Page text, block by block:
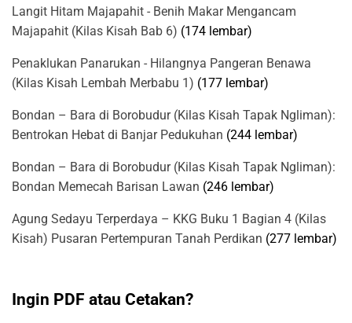
Langit Hitam Majapahit - Benih Makar Mengancam
Majapahit (Kilas Kisah Bab 6) (174 lembar)
Penaklukan Panarukan - Hilangnya Pangeran Benawa
(Kilas Kisah Lembah Merbabu 1) (177 lembar)
Bondan – Bara di Borobudur (Kilas Kisah Tapak Ngliman):
Bentrokan Hebat di Banjar Pedukuhan (244 lembar)
Bondan – Bara di Borobudur (Kilas Kisah Tapak Ngliman):
Bondan Memecah Barisan Lawan (246 lembar)
Agung Sedayu Terperdaya – KKG Buku 1 Bagian 4 (Kilas
Kisah) Pusaran Pertempuran Tanah Perdikan (277 lembar)
Ingin PDF atau Cetakan?